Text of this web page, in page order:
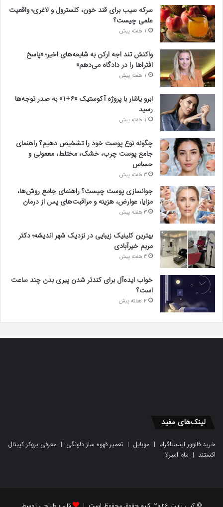
سرکه سیب برای قند خون، کلسترول و لاغری؛ واقعیت
علمی چیست؟
1 هفته پیش
واکنش تند اجه ارکن به شایعه‌های اخیر؛ «پاسخ
افتراها را در دادگاه می‌دهم»
1 هفته پیش
ابرو یاشار با پروژه آکوستیک «۶+۱» به صدر توجه‌ها
رسید
1 هفته پیش
چگونه نوع پوست خود را تشخیص دهیم؟ راهنمای
جامع پوست چرب، خشک، مختلط، معمولی و
حساس
3 هفته پیش
جوانسازی پوست چیست؟ راهنمای جامع روش‌ها،
مزایا، عوارض، هزینه و مراقبت‌های پس از درمان
3 هفته پیش
بهترین کلینیک زیبایی در نزدیک شهر اندیشه؛ دکتر
مریم خیرآبادی
3 هفته پیش
خواب ایده‌آل برای کندتر شدن پیری بدن چند ساعت
است؟
4 هفته پیش
لینک‌های مفید
خرید فالوور اینستاگرام | موبایل | تعمیر قهوه ساز دلونگی | معرفی بروکر کپیتال
اکستند | مام امبرلا